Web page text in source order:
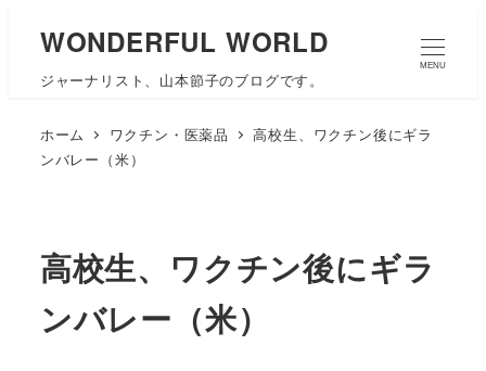
WONDERFUL WORLD
ジャーナリスト、山本節子のブログです。
MENU
ホーム ワクチン・医薬品
高校生、ワクチン後にギラ
ンバレー（米）
高校生、ワクチン後にギラ
ンバレー（米）